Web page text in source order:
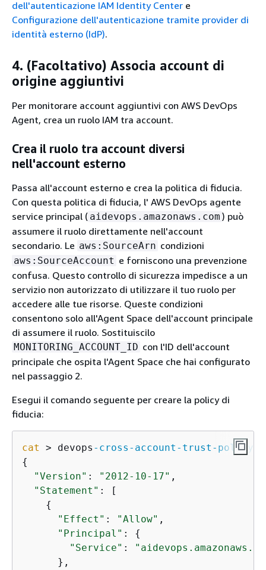
dell'autenticazione IAM Identity Center e
Configurazione dell'autenticazione tramite provider di
identità esterno (IdP).
4. (Facoltativo) Associa account di
origine aggiuntivi
Per monitorare account aggiuntivi con AWS DevOps
Agent, crea un ruolo IAM tra account.
Crea il ruolo tra account diversi
nell'account esterno
Passa all'account esterno e crea la politica di fiducia.
Con questa politica di fiducia, l' AWS DevOps agente
service principal ( aidevops.amazonaws.com ) può
assumere il ruolo direttamente nell'account
secondario. Le aws:SourceArn condizioni
aws:SourceAccount e forniscono una prevenzione
confusa. Questo controllo di sicurezza impedisce a un
servizio non autorizzato di utilizzare il tuo ruolo per
accedere alle tue risorse. Queste condizioni
consentono solo all'Agent Space dell'account principale
di assumere il ruolo. Sostituiscilo
MONITORING_ACCOUNT_ID con l'ID dell'account
principale che ospita l'Agent Space che hai configurato
nel passaggio 2.
Esegui il comando seguente per creare la policy di
fiducia:
cat > devops -cross -account -trust -policy
{
"Version" : "2012-10-17" ,
"Statement" : [
{
"Effect" : "Allow" ,
"Principal" : {
"Service" :
      },